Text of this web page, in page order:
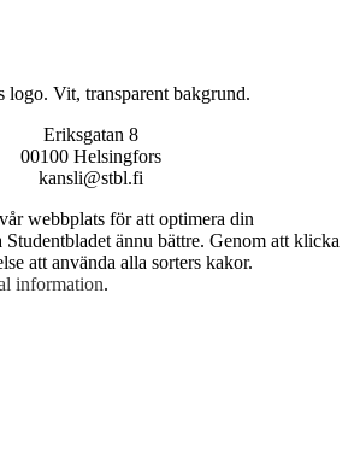
Eriksgatan 8
00100 Helsingfors
kansli@stbl.fi
webbplats för att optimera din
Studentbladet ännu bättre. Genom att klicka
att använda alla sorters kakor.
information.